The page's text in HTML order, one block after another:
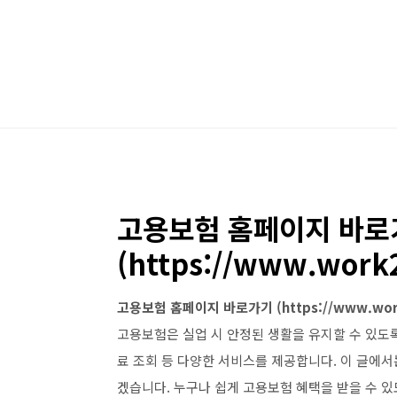
고용보험 홈페이지 바
(https://
고용보험 홈페이지 바로가기 (https://
고용보험은 실업 시 안정된 생활을 유지할 수 있
료 조회 등 다양한 서비스를 제공합니다. 이 글에
겠습니다. 누구나 쉽게 고용보험 혜택을 받을 수